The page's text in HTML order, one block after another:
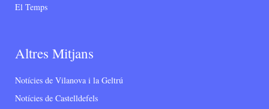
El Temps
Altres Mitjans
Notícies de Vilanova i la Geltrú
Notícies de Castelldefels